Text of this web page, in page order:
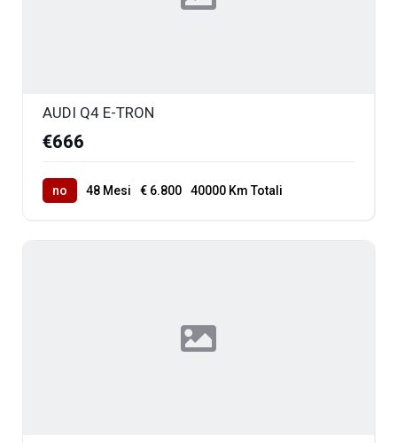
AUDI Q4 E-TRON
€666
no 48 Mesi € 6.800 40000 Km Totali